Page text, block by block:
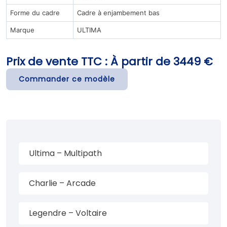
Forme du cadre Cadre à enjambement bas
Marque ULTIMA
Prix de vente TTC : À partir de 3449 €
Commander ce modèle
Ultima – Multipath
Charlie – Arcade
Legendre – Voltaire